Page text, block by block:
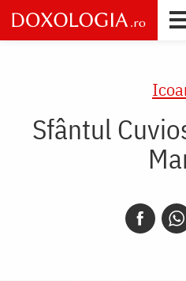
Skip
to
main
Sfântul